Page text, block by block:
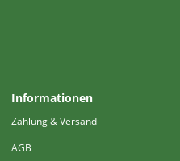
Informationen
Zahlung & Versand
AGB